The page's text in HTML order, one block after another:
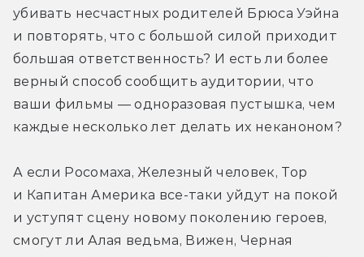
убивать несчастных родителей Брюса Уэйна
и повторять, что с большой силой приходит
большая ответственность? И есть ли более
верный способ сообщить аудитории, что
ваши фильмы — одноразовая пустышка, чем
каждые несколько лет делать их неканоном?
А если Росомаха, Железный человек, Тор
и Капитан Америка все-таки уйдут на покой
и уступят сцену новому поколению героев,
смогут ли Алая ведьма, Вижен, Черная